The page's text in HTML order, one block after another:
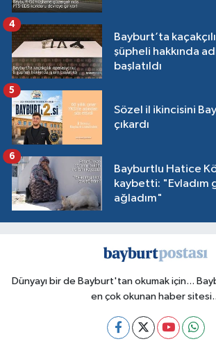
Bayburt’ta
şüpheli hakkında
başlatıldı
4
Sözel il ikincisini
çıkardı
5
Bayburtlu Hatice
kaybetti: "Evladım
ağladım"
6
Dünyayı bir de Bayburt'tan okumak için...
en çok okunan haber